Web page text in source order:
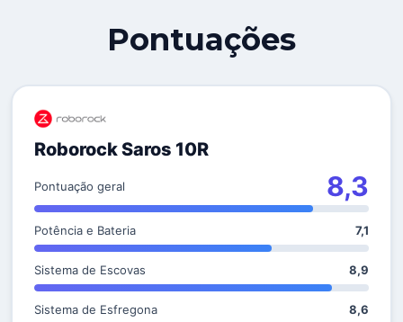
Pontuações
Roborock Saros 10R
Pontuação geral 8,3
Potência e Bateria 7,1
Sistema de Escovas 8,9
Sistema de Esfregona 8,6